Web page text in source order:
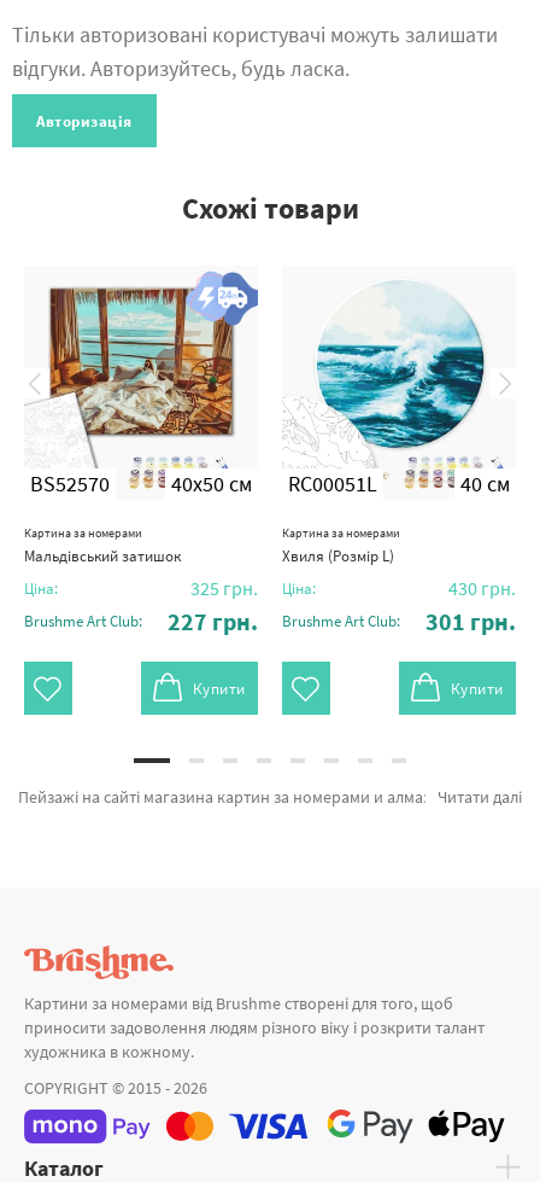
Тільки авторизовані користувачі можуть залишати
відгуки. Авторизуйтесь, будь ласка.
Авторизація
Схожі товари
BS52570 40x50 см
Картина за номерами
Мальдівський затишок
Ціна: 325 грн.
Brushme Art Club: 227 грн.
Купити
RC00051L 40 см
Картина за номерами
Хвиля (Розмір L)
Ціна: 430 грн.
Brushme Art Club: 301 грн.
Купити
Читати далі
Пейзажі на сайті магазина картин за номерами и алмазної мозаїки Brushme.com.ua. На сторінці можна купити Картина за номерами На заході BS24594L від провідного виробника Brushme який славиться ціновою політикою. Будь-який товар з розділу «Картини за номерами» розроблено нашими дизайнерами. Човен серед гір, Мандрівка в гори и Казкова хатинка біля озера а также брендів за вигідними цінами. При покупці Леонардо Да Вінчі та картини за номерами для початківців, блискавично відправимо в Житомир або будь-які міста. Півонії та\або картини за номерами японські, купуйте прямо зараз!
Картини за номерами від Brushme створені для того, щоб
приносити задоволення людям різного віку і розкрити талант
художника в кожному.
COPYRIGHT © 2015 - 2026
Каталог